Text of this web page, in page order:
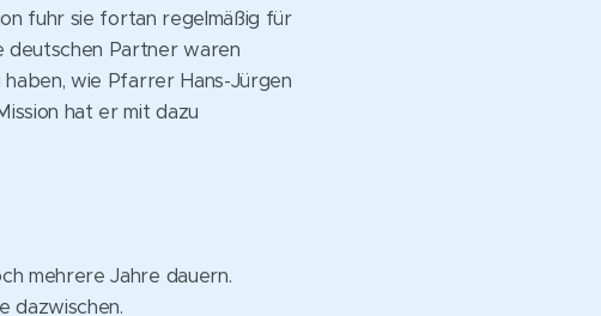
fuhr sie fortan regelmäßig für
deutschen Partner waren
wie Pfarrer Hans-Jürgen
hat er mit dazu
mehrere Jahre dauern.
dazwischen.